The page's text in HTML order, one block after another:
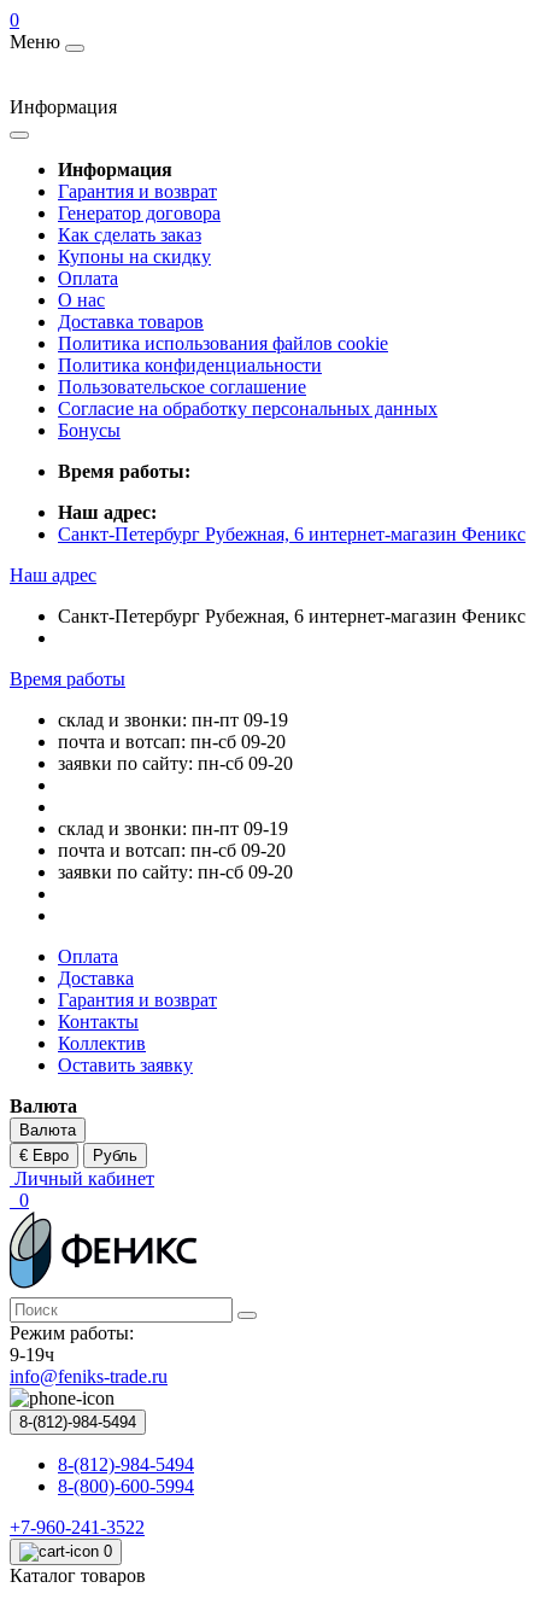
0
Меню
Информация
Информация
Гарантия и возврат
Генератор договора
Как сделать заказ
Купоны на скидку
Оплата
О нас
Доставка товаров
Политика использования файлов cookie
Политика конфиденциальности
Пользовательское соглашение
Согласие на обработку персональных данных
Бонусы
Время работы:
Наш адрес:
Санкт-Петербург Рубежная, 6 интернет-магазин Феникс
Наш адрес
Санкт-Петербург Рубежная, 6 интернет-магазин Феникс
Время работы
склад и звонки: пн-пт 09-19
почта и вотсап: пн-сб 09-20
заявки по сайту: пн-сб 09-20
склад и звонки: пн-пт 09-19
почта и вотсап: пн-сб 09-20
заявки по сайту: пн-сб 09-20
Оплата
Доставка
Гарантия и возврат
Контакты
Коллектив
Оставить заявку
Валюта
Валюта
€ Евро
Рубль
Личный кабинет
0
Режим работы:
9-19ч
info@feniks-trade.ru
8-(812)-984-5494
8-(812)-984-5494
8-(800)-600-5994
+7-960-241-3522
0
Каталог товаров